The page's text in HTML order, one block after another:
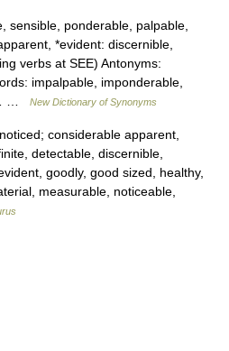
sensible, ponderable, palpable,
*evident: discernible,
verbs at SEE) Antonyms:
impalpable, imponderable,
…
New Dictionary of Synonyms
considerable apparent,
detectable, discernible,
goodly, good sized, healthy,
measurable, noticeable,